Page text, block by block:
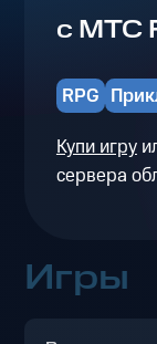
с МТС
RPG
Купи игру
сервера
Игры